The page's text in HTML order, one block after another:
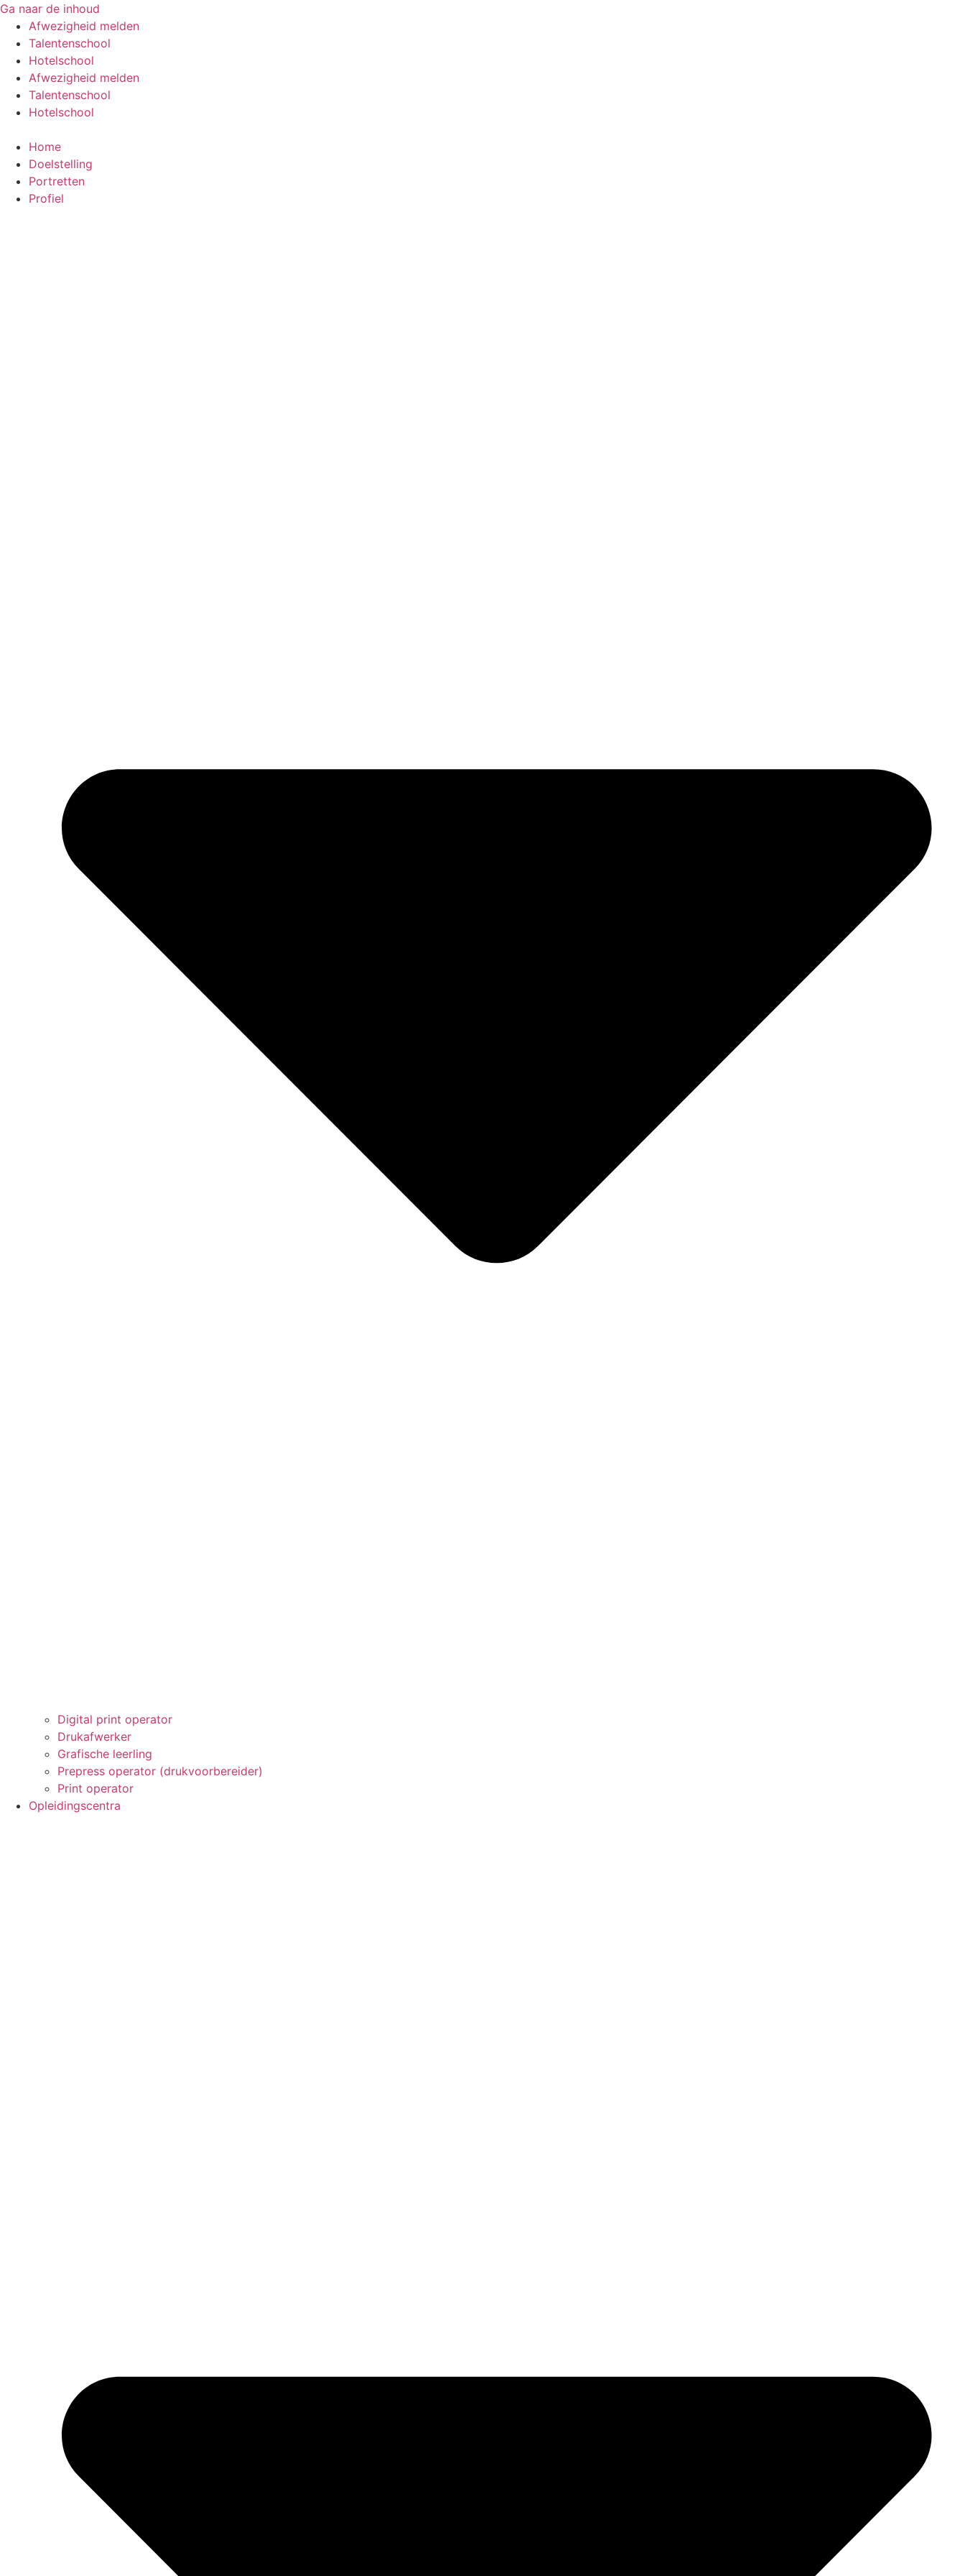
Ga naar de inhoud
Afwezigheid melden
Talentenschool
Hotelschool
Afwezigheid melden
Talentenschool
Hotelschool
Home
Doelstelling
Portretten
Profiel
Digital print operator
Drukafwerker
Grafische leerling
Prepress operator (drukvoorbereider)
Print operator
Opleidingscentra